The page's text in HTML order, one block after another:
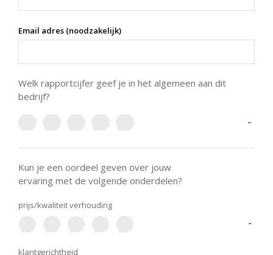
Email adres (noodzakelijk)
Welk rapportcijfer geef je in het algemeen aan dit
bedrijf?
-
Kun je een oordeel geven over jouw
ervaring met de volgende onderdelen?
prijs/kwaliteit verhouding
-
klantgerichtheid